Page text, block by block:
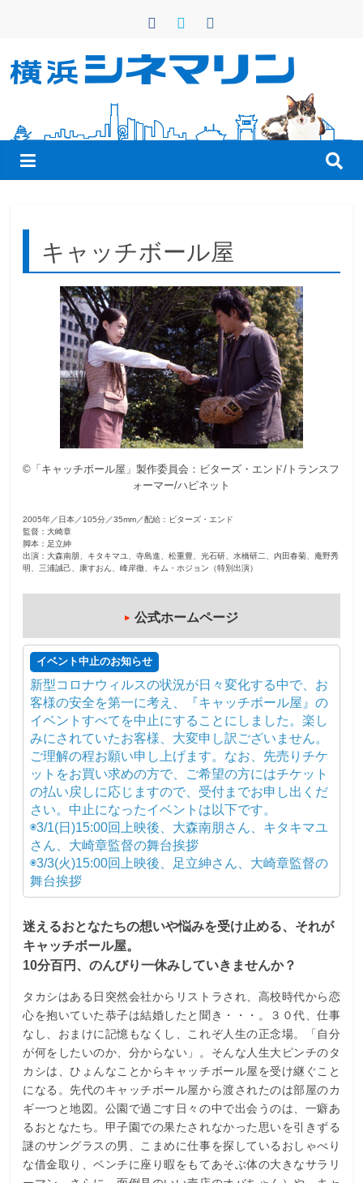
ン
横
浜
シ
ネ
マ
画
の
街
で
キャッチボール屋
©「キャッチボール屋」製作委員会：ビターズ・エンド/トランスフ
ォーマー/ハピネット
2005年／日本／105分／35mm／配給：ビターズ・エンド
監督：大崎章
脚本：足立紳
出演：大森南朋、キタキマユ、寺島進、松重豊、光石研、水橋研二、内田春菊、庵野秀
明、三浦誠己、康すおん、峰岸徹、キム・ホジョン（特別出演）
公式ホームページ
イベント中止のお知らせ
新型コロナウィルスの状況が日々変化する中で、お
客様の安全を第一に考え、『キャッチボール屋』の
イベントすべてを中止にすることにしました。楽し
みにされていたお客様、大変申し訳ございません。
ご理解の程お願い申し上げます。なお、先売りチケ
ットをお買い求めの方で、ご希望の方にはチケット
の払い戻しに応じますので、受付までお申し出くだ
さい。中止になったイベントは以下です。
◉3/1(日)15:00回上映後、大森南朋さん、キタキマユ
さん、大崎章監督の舞台挨拶
◉3/3(火)15:00回上映後、足立紳さん、大崎章監督の
舞台挨拶
迷えるおとなたちの想いや悩みを受け止める、それが
キャッチボール屋。
10分百円、のんびり一休みしていきませんか？
タカシはある日突然会社からリストラされ、高校時代から恋
心を抱いていた恭子は結婚したと聞き・・・。３０代、仕事
なし、おまけに記憶もなくし、これぞ人生の正念場。「自分
が何をしたいのか、分からない」。そんな人生大ピンチのタ
カシは、ひょんなことからキャッチボール屋を受け継ぐこと
になる。先代のキャッチボール屋から渡されたのは部屋のカ
ギ一つと地図。公園で過ごす日々の中で出会うのは、一癖あ
るおとなたち。甲子園での果たされなかった思いを引きずる
謎のサングラスの男、こまめに仕事を探しているおしゃべり
な借金取り、ベンチに座り暇をもてあそぶ体の大きなサラリ